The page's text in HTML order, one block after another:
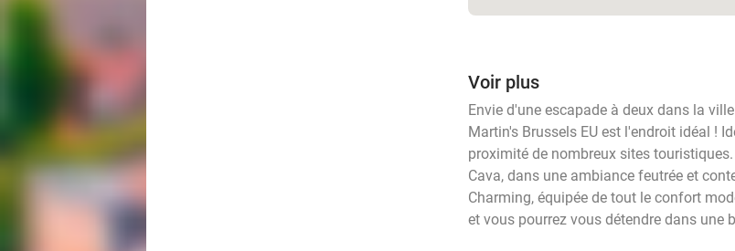
Voir plus
Envie d'une escapade à deux dans la
Martin's Brussels EU est l'endroit idéal !
proximité de nombreux sites
Cava, dans une ambiance feutrée et
Charming, équipée de tout le confort
et vous pourrez vous détendre dans une